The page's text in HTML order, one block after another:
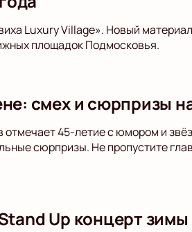
Luxury Village». Новый
площадок Подмосковья.
смех и сюрпризы
45-летие с юмором и
сюрпризы. Не пропустите
Up концерт